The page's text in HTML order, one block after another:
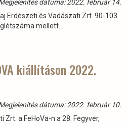
dátuma: 2022. február 14.
Erdészeti és Vadászati Zrt. 90-103
mellett...
kiállításon 2022.
dátuma: 2022. február 10.
Zrt. a FeHoVa-n a 28. Fegyver,